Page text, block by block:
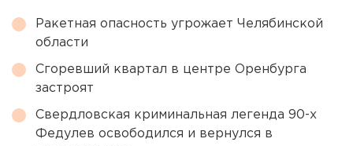
Ракетная опасность угрожает Челябинской
области
Сгоревший квартал в центре Оренбурга
застроят
Свердловская криминальная легенда 90-х
Федулев освободился и вернулся в